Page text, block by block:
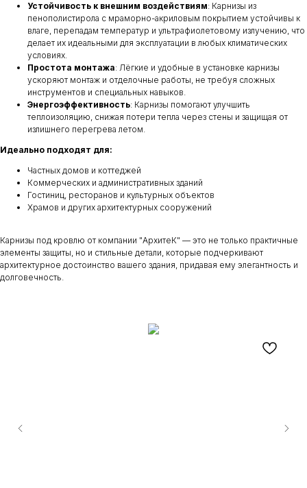
Устойчивость к внешним воздействиям: Карнизы из
пенополистирола с мраморно-акриловым покрытием устойчивы к
влаге, перепадам температур и ультрафиолетовому излучению, что
делает их идеальными для эксплуатации в любых климатических
условиях.
Простота монтажа: Лёгкие и удобные в установке карнизы
ускоряют монтаж и отделочные работы, не требуя сложных
инструментов и специальных навыков.
Энергоэффективность: Карнизы помогают улучшить
теплоизоляцию, снижая потери тепла через стены и защищая от
излишнего перегрева летом.
Идеально подходят для:
Частных домов и коттеджей
Коммерческих и административных зданий
Гостиниц, ресторанов и культурных объектов
Храмов и других архитектурных сооружений
Карнизы под кровлю от компании "АрхитеК" — это не только практичные
элементы защиты, но и стильные детали, которые подчеркивают
архитектурное достоинство вашего здания, придавая ему элегантность и
долговечность.